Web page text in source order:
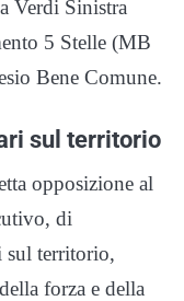
Verdi Sinistra
5 Stelle (MB
Bene Comune.
sul territorio
opposizione al
di
sul territorio,
forza e della